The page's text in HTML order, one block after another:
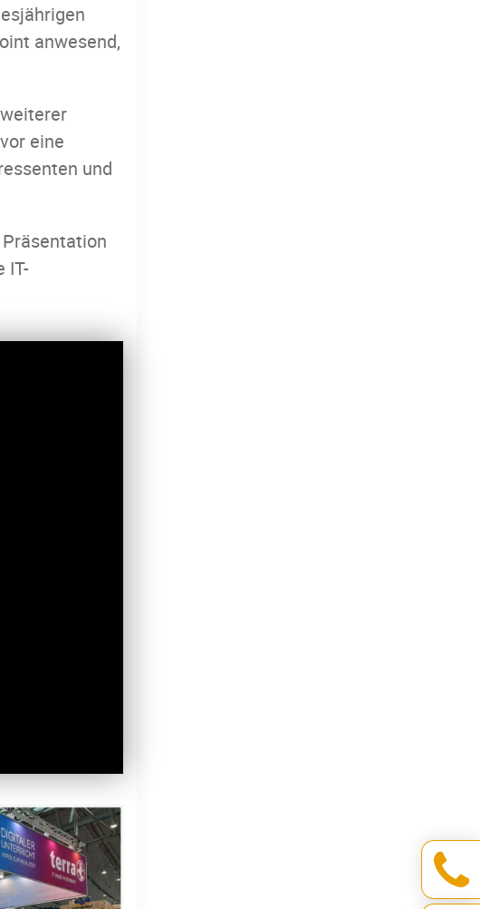
anwesend,
eine
und
IT-